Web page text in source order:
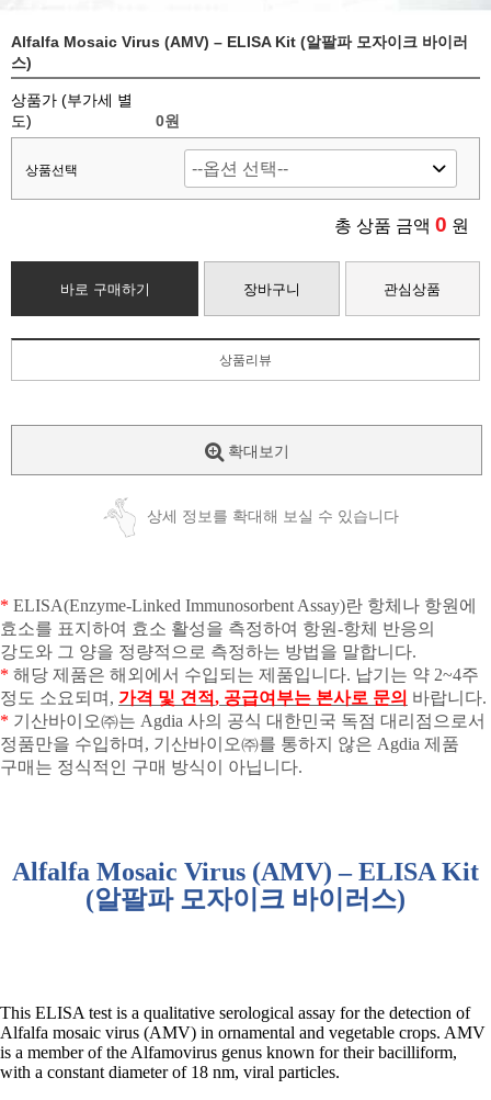
Alfalfa Mosaic Virus (AMV) – ELISA Kit (알팔파 모자이크 바이러
스)
상품가 (부가세 별
도)
0원
상품선택
총 상품 금액 0 원
바로 구매하기 장바구니 관심상품
상품리뷰
확대보기
상세 정보를 확대해 보실 수 있습니다
* ELISA(Enzyme-Linked Immunosorbent Assay)란 항체나 항원에
효소를 표지하여 효소 활성을 측정하여 항원-항체 반응의
강도와 그 양을 정량적으로 측정하는 방법을 말합니다.
* 해당 제품은 해외에서 수입되는 제품입니다. 납기는 약 2~4주
정도 소요되며 , 가격 및 견적, 공급여부는 본사로 문의 바랍니다.
* 기산바이오㈜는 Agdia 사의 공식 대한민국 독점 대리점으로서
정품만을 수입하며 , 기산바이오㈜를 통하지 않은 Agdia 제품
구매는 정식적인 구매 방식이 아닙니다.
Alfalfa Mosaic Virus (AMV) – ELISA Kit
(알팔파 모자이크 바이러스)
This ELISA test is a qualitative serological assay for the detection of
Alfalfa mosaic virus (AMV) in ornamental and vegetable crops. AMV
is a member of the Alfamovirus genus known for their bacilliform,
with a constant diameter of 18 nm, viral particles.